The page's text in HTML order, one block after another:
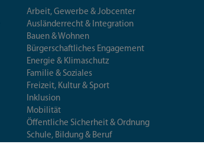
Arbeit, Gewerbe & Jobcenter
Ausländerrecht & Integration
Bauen & Wohnen
Bürgerschaftliches Engagement
Energie & Klimaschutz
Familie & Soziales
Freizeit, Kultur & Sport
Inklusion
Mobilität
Öffentliche Sicherheit & Ordnung
Schule, Bildung & Beruf